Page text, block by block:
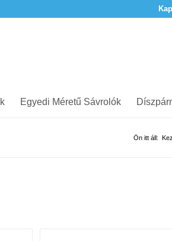
Egyedi Méretű Sávrolók
Ön itt áll: